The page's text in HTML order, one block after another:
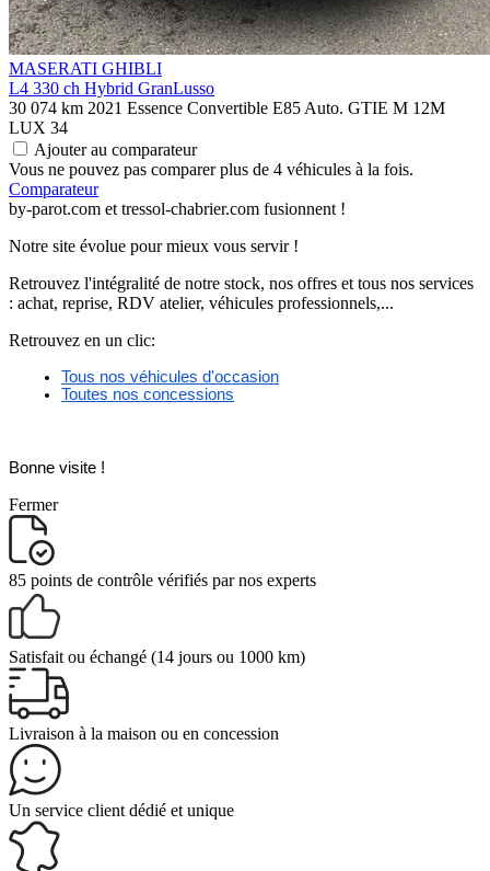
MASERATI GHIBLI
L4 330 ch Hybrid GranLusso
30 074 km 2021 Essence Convertible E85 Auto. GTIE M 12M
LUX 34
Ajouter au comparateur
Vous ne pouvez pas comparer plus de 4 véhicules à la fois.
Comparateur
by-parot.com et tressol-chabrier.com fusionnent !
Notre site évolue pour mieux vous servir !
Retrouvez l'intégralité de notre stock, nos offres et tous nos services
: achat, reprise, RDV atelier, véhicules professionnels,...
Retrouvez en un clic:
Tous nos véhicules d'occasion
Toutes nos concessions
Bonne visite !
Fermer
85 points de contrôle vérifiés par nos experts
Satisfait ou échangé (14 jours ou 1000 km)
Livraison à la maison ou en concession
Un service client dédié et unique